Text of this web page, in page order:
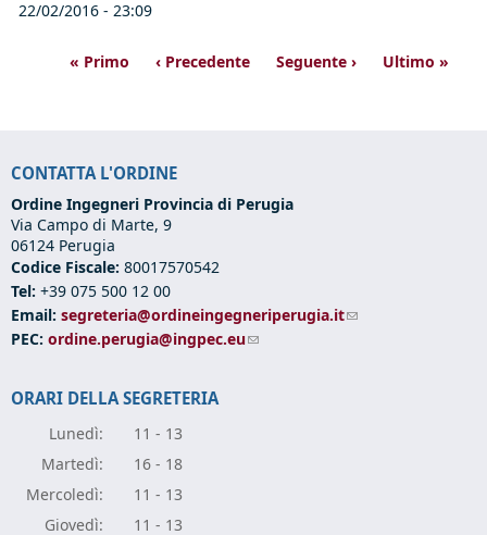
22/02/2016 - 23:09
« Primo ‹ Precedente Seguente › Ultimo »
CONTATTA L'ORDINE
Ordine Ingegneri Provincia di Perugia
Via Campo di Marte, 9
06124 Perugia
Codice Fiscale: 80017570542
Tel: +39 075 500 12 00
Email: segreteria@ordineingegneriperugia.it(link sends e-mail)
PEC: ordine.perugia@ingpec.eu(link sends e-mail)
ORARI DELLA SEGRETERIA
Lunedì:
11 - 13
Martedì:
16 - 18
Mercoledì:
11 - 13
Giovedì: 11 - 13